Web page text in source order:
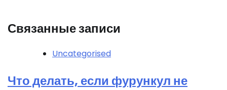
Связанные записи
Uncategorised
Что делать, если фурункул не